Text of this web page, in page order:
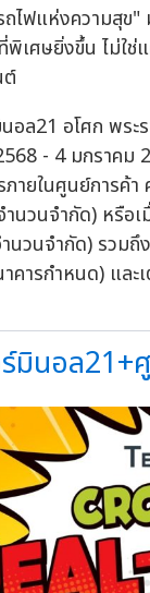
ไฟแห่งความสุข
เศษยิ่งขึ้น ไม่ใช่
ต์
อล21 อโศก พร
- 4 มกราคม
ภายในศูนย์การ
นวนจำกัด) หรือ
วนจำกัด) รวม
าคารกำหนด) แล
มินอล